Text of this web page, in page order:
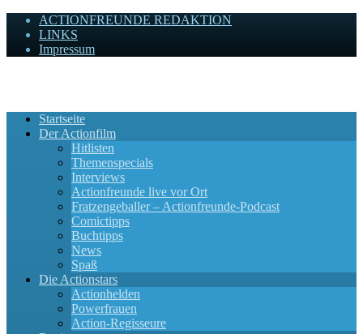
ACTIONFREUNDE REDAKTION
LINKS
Impressum
Startseite
Der Actionfilm
Hitlisten
Themenspecials
Interviews
Actionfreunde live vor Ort
Fratzengeballer – Actionfreunde-Podcast
Comictipps
Buchtipps
News
Spaß
Die Actionstars
Actionhelden
Powerfrauen
Action-Regisseure